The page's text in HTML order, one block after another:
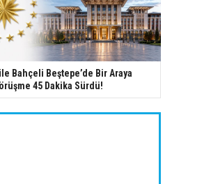
Bahçeli Beştepe’de Bir Araya
45 Dakika Sürdü!